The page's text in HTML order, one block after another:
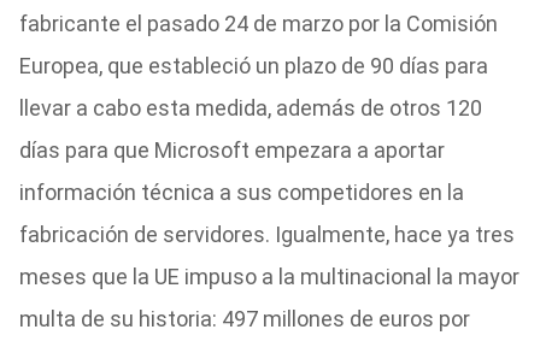
fabricante el pasado 24 de marzo por la Comisión
Europea, que estableció un plazo de 90 días para
llevar a cabo esta medida, además de otros 120
días para que Microsoft empezara a aportar
información técnica a sus competidores en la
fabricación de servidores. Igualmente, hace ya tres
meses que la UE impuso a la multinacional la mayor
multa de su historia: 497 millones de euros por